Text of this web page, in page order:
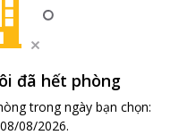
đã hết phòng
trong ngày bạn chọn:
08/08/2026.